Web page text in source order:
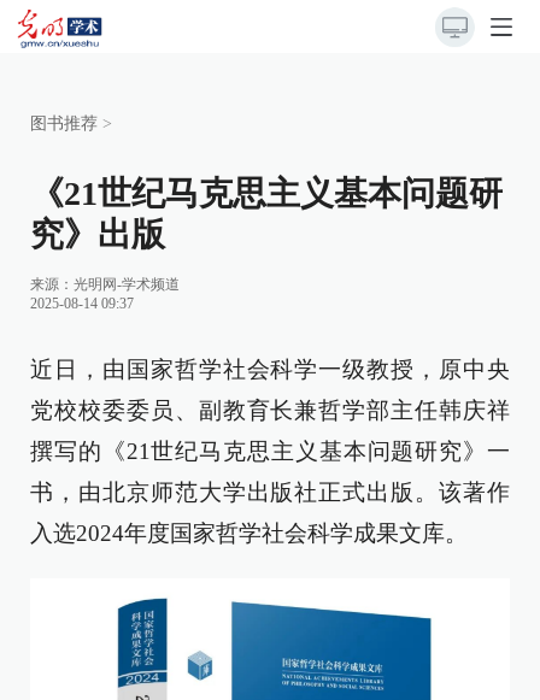
图书推荐 >
《21世纪马克思主义基本问题研
究》出版
来源： 光明网-学术频道
2025-08-14 09:37
近日，由国家哲学社会科学一级教授，原中央
党校校委委员、副教育长兼哲学部主任韩庆祥
撰写的《21世纪马克思主义基本问题研究》一
书，由北京师范大学出版社正式出版。该著作
入选2024年度国家哲学社会科学成果文库。